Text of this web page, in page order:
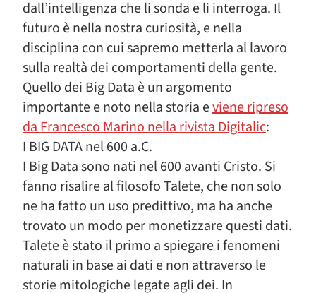
dall’intelligenza che li sonda e li interroga. Il
futuro è nella nostra curiosità, e nella
disciplina con cui sapremo metterla al lavoro
sulla realtà dei comportamenti della gente.
Quello dei Big Data è un argomento
importante e noto nella storia eviene ripreso
da Francesco Marino nella rivista Digitalic:
I BIG DATA nel 600 a.C.
I Big Data sono nati nel 600 avanti Cristo. Si
fanno risalire al filosofo Talete, che non solo
ne ha fatto un uso predittivo, ma ha anche
trovato un modo per monetizzare questi dati.
Talete è stato il primo a spiegare i fenomeni
naturali in base ai dati e non attraverso le
storie mitologiche legate agli dei. In